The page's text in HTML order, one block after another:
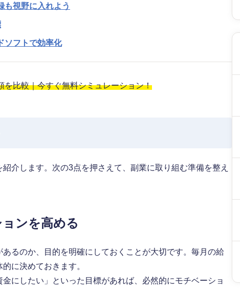
も視野に入れよう
ソフトで効率化
比較｜今すぐ無料シミュレーション！
介します。次の3点を押さえて、副業に取り組む準備を整え
ンを高める
るのか、目的を明確にしておくことが大切です。毎月の給
に決めておきます。
にしたい」といった目標があれば、必然的にモチベーショ